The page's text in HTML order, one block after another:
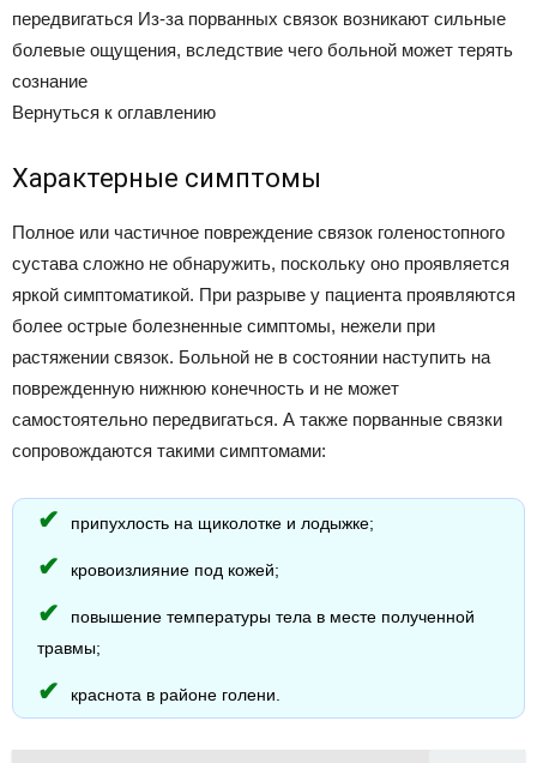
передвигаться Из-за порванных связок возникают сильные
болевые ощущения, вследствие чего больной может терять
сознание
Вернуться к оглавлению
Характерные симптомы
Полное или частичное повреждение связок голеностопного
сустава сложно не обнаружить, поскольку оно проявляется
яркой симптоматикой. При разрыве у пациента проявляются
более острые болезненные симптомы, нежели при
растяжении связок. Больной не в состоянии наступить на
поврежденную нижнюю конечность и не может
самостоятельно передвигаться. А также порванные связки
сопровождаются такими симптомами:
припухлость на щиколотке и лодыжке;
кровоизлияние под кожей;
повышение температуры тела в месте полученной
травмы;
краснота в районе голени.